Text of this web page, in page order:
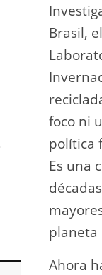
Brasil,
foco ni
política
Es una
planeta
Ahora